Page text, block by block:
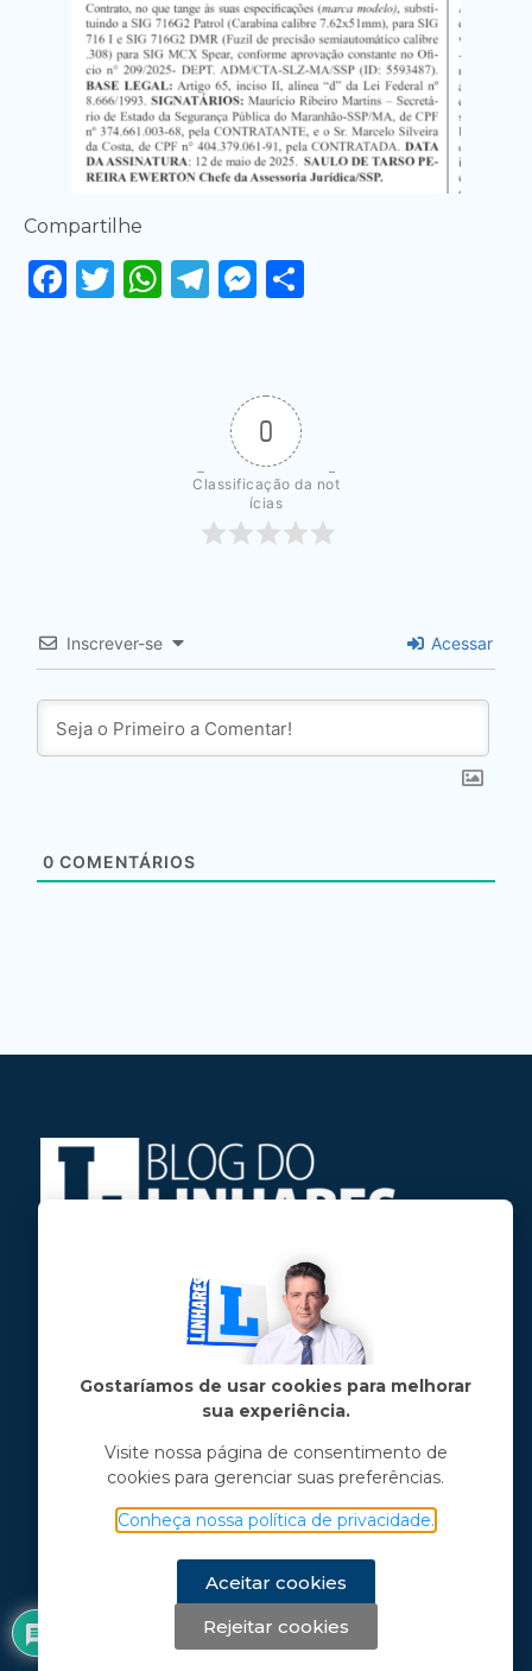
Compartilhe
Facebook
Twitter
WhatsApp
Telegram
Messenger
0
Classificação da not
ícias
Inscrever-se Acessar
0 COMENTÁRIOS
Jose Linhares Jr é maranhense.
Formado em Jornalismo, estudou filosofia
e tem pós-graduações em ciência política
e marketing político.
Menu principal
Notícias
Opinião
Chama o Linhares
Gostaríamos de usar cookies para melhorar
sua experiência.
Visite nossa página de consentimento de
cookies para gerenciar suas preferências.
Conheça nossa política de privacidade.
Aceitar cookies
Rejeitar cookies